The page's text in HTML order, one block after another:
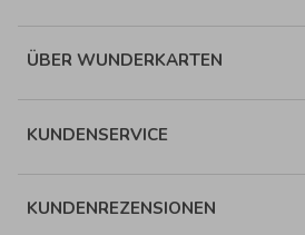
ÜBER WUNDERKARTEN
KUNDENSERVICE
KUNDENREZENSIONEN